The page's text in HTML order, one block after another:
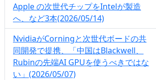
Apple の次世代チップをIntelが製造
へ、など3本(2026/05/14)
NvidiaがCorningと次世代ボードの共
同開発で提携、「中国はBlackwell、
Rubinの先端AI GPUを使うべきではな
い」(2026/05/07)